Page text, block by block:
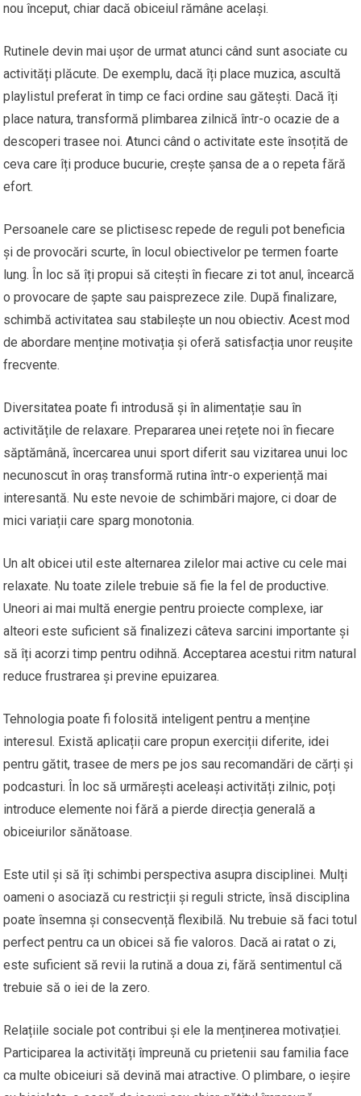
nou început, chiar dacă obiceiul rămâne același.
Rutinele devin mai ușor de urmat atunci când sunt asociate cu
activități plăcute. De exemplu, dacă îți place muzica, ascultă
playlistul preferat în timp ce faci ordine sau gătești. Dacă îți
place natura, transformă plimbarea zilnică într-o ocazie de a
descoperi trasee noi. Atunci când o activitate este însoțită de
ceva care îți produce bucurie, crește șansa de a o repeta fără
efort.
Persoanele care se plictisesc repede de reguli pot beneficia
și de provocări scurte, în locul obiectivelor pe termen foarte
lung. În loc să îți propui să citești în fiecare zi tot anul, încearcă
o provocare de șapte sau paisprezece zile. După finalizare,
schimbă activitatea sau stabilește un nou obiectiv. Acest mod
de abordare menține motivația și oferă satisfacția unor reușite
frecvente.
Diversitatea poate fi introdusă și în alimentație sau în
activitățile de relaxare. Prepararea unei rețete noi în fiecare
săptămână, încercarea unui sport diferit sau vizitarea unui loc
necunoscut în oraș transformă rutina într-o experiență mai
interesantă. Nu este nevoie de schimbări majore, ci doar de
mici variații care sparg monotonia.
Un alt obicei util este alternarea zilelor mai active cu cele mai
relaxate. Nu toate zilele trebuie să fie la fel de productive.
Uneori ai mai multă energie pentru proiecte complexe, iar
alteori este suficient să finalizezi câteva sarcini importante și
să îți acorzi timp pentru odihnă. Acceptarea acestui ritm natural
reduce frustrarea și previne epuizarea.
Tehnologia poate fi folosită inteligent pentru a menține
interesul. Există aplicații care propun exerciții diferite, idei
pentru gătit, trasee de mers pe jos sau recomandări de cărți și
podcasturi. În loc să urmărești aceleași activități zilnic, poți
introduce elemente noi fără a pierde direcția generală a
obiceiurilor sănătoase.
Este util și să îți schimbi perspectiva asupra disciplinei. Mulți
oameni o asociază cu restricții și reguli stricte, însă disciplina
poate însemna și consecvență flexibilă. Nu trebuie să faci totul
perfect pentru ca un obicei să fie valoros. Dacă ai ratat o zi,
este suficient să revii la rutină a doua zi, fără sentimentul că
trebuie să o iei de la zero.
Relațiile sociale pot contribui și ele la menținerea motivației.
Participarea la activități împreună cu prietenii sau familia face
ca multe obiceiuri să devină mai atractive. O plimbare, o ieșire